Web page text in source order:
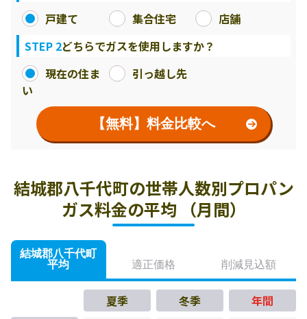
戸建て
集合住宅
店舗
STEP 2どちらでガスを使用しますか？
現在の住ま
い
引っ越し先
【無料】料金比較へ
結城郡八千代町の世帯人数別プロパン
ガス料金の平均 （月間）
結城郡八千代町
平均
適正価格 削減見込額
夏季 冬季
年間